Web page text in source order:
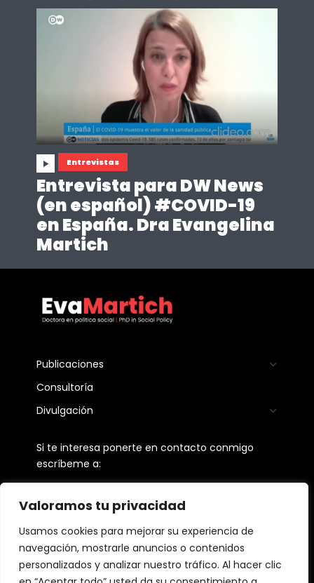
Valoramos tu privacidad
Usamos cookies para mejorar su experiencia de
navegación, mostrarle anuncios o contenidos
personalizados y analizar nuestro tráfico. Al hacer clic
Entrevistas
Entrevista para DW News
(en español) #COVID-19
en España. Dra Evangelina
Martich
Publicaciones
Consultoría
Divulgación
Si te interesa ponerte en contacto conmigo
escríbeme a:
Seguime en: